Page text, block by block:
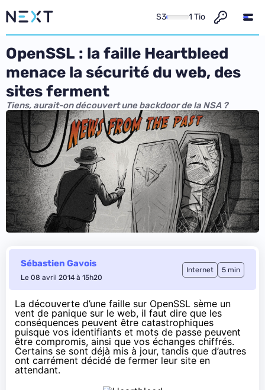
S3 1 Tio
OpenSSL : la faille Heartbleed
menace la sécurité du web, des
sites ferment
Tiens, aurait-on découvert une backdoor de la NSA ?
Sébastien Gavois
Le 08 avril 2014 à 15h20
Internet 5 min
La découverte d’une faille sur OpenSSL sème un
vent de panique sur le web, il faut dire que les
conséquences peuvent être catastrophiques
puisque vos identifiants et mots de passe peuvent
être compromis, ainsi que vos échanges chiffrés.
Certains se sont déjà mis à jour, tandis que d’autres
ont carrément décidé de fermer leur site en
attendant.